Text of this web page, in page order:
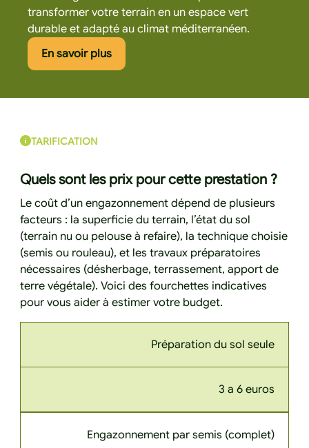
transformer votre terrain en un espace vert
durable et adapté au climat méditerranéen.
En savoir plusCliquez ici pour en savoir plus
TARIFICATION
Quels sont les prix pour cette prestation ?
Le coût d’un engazonnement dépend de plusieurs
facteurs : la superficie du terrain, l’état du sol
(terrain nu ou pelouse à refaire), la technique choisie
(semis ou rouleau), et les travaux préparatoires
nécessaires (désherbage, terrassement, apport de
terre végétale). Voici des fourchettes indicatives
pour vous aider à estimer votre budget.
Préparation du sol seule
3 a 6 euros
Engazonnement par semis (complet)